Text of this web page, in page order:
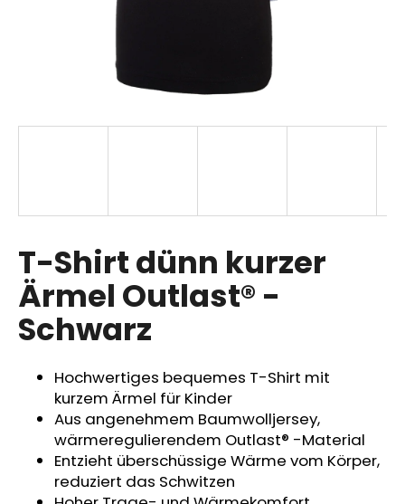
T-Shirt dünn kurzer
Ärmel Outlast® -
Schwarz
Hochwertiges bequemes T-Shirt mit
kurzem Ärmel für Kinder
Aus angenehmem Baumwolljersey,
wärmeregulierendem Outlast® -Material
Entzieht überschüssige Wärme vom Körper,
reduziert das Schwitzen
p
f
e
h
l
e
KURZHOSE
DÜNN
ANGEL
OUTLAST®
GRAU